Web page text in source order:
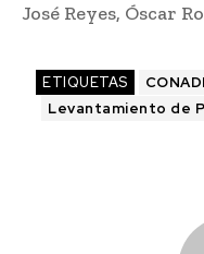
José Reyes, Óscar
ETIQUETAS
Levantamiento de